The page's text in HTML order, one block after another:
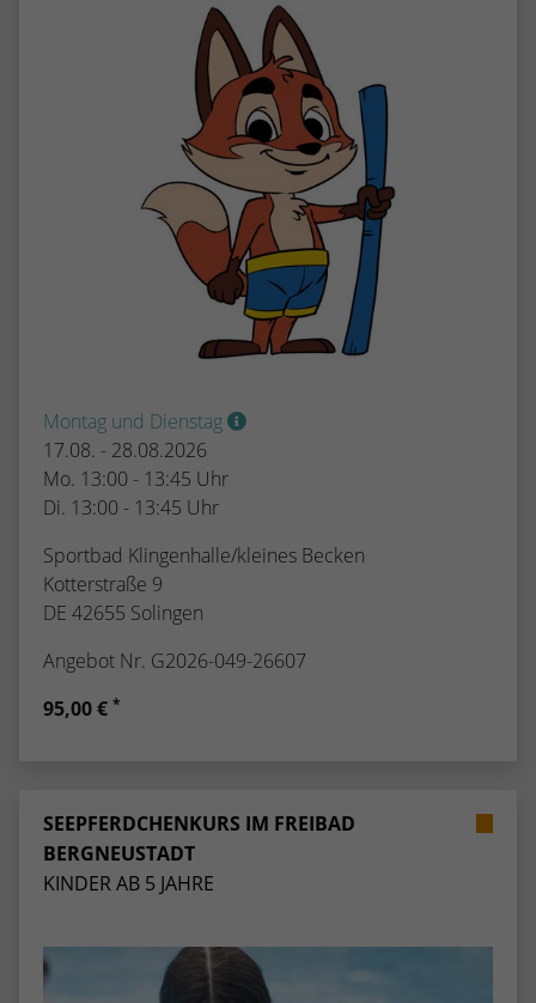
Montag und Dienstag
17.08. - 28.08.2026
Mo. 13:00 - 13:45 Uhr
Di. 13:00 - 13:45 Uhr
Sportbad Klingenhalle/kleines Becken
Kotterstraße 9
DE 42655 Solingen
Angebot Nr. G2026-049-26607
95,00 € *
SEEPFERDCHENKURS IM FREIBAD
BERGNEUSTADT
KINDER AB 5 JAHRE